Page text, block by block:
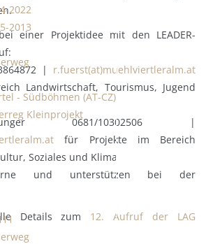
2022
2013
- Südböhmen (AT-CZ)
Kleinprojekt
einer Projektidee mit den LEADER-
| r.fuerst(at)muehlviertleralm.at
Landwirtschaft, Tourismus, Jugend
0681/10302506 |
für Projekte im Bereich
Soziales und Klima
und unterstützen bei der
Details zum 12. Aufruf der LAG